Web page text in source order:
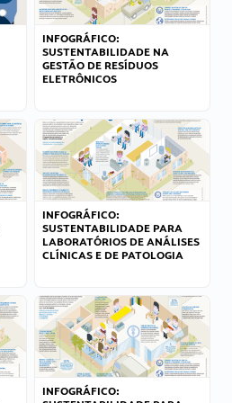
INFOGRÁFICO:
SUSTENTABILIDADE NA
GESTÃO DE RESÍDUOS
ELETRÔNICOS
INFOGRÁFICO:
SUSTENTABILIDADE PARA
LABORATÓRIOS DE ANÁLISES
CLÍNICAS E DE PATOLOGIA
INFOGRÁFICO: